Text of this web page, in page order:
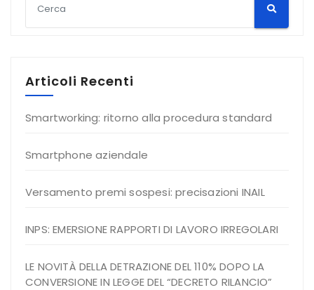
Articoli Recenti
Smartworking: ritorno alla procedura standard
Smartphone aziendale
Versamento premi sospesi: precisazioni INAIL
INPS: EMERSIONE RAPPORTI DI LAVORO IRREGOLARI
LE NOVITÀ DELLA DETRAZIONE DEL 110% DOPO LA
CONVERSIONE IN LEGGE DEL “DECRETO RILANCIO”